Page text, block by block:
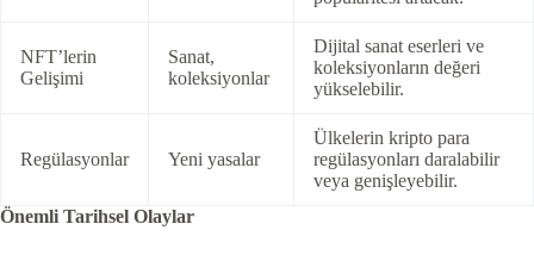
NFT’lerin
Gelişimi
Sanat,
koleksiyonlar
Dijital sanat eserleri ve
koleksiyonların değeri
yükselebilir.
Regülasyonlar Yeni yasalar
Ülkelerin kripto para
regülasyonları daralabilir
veya genişleyebilir.
Önemli Tarihsel Olaylar